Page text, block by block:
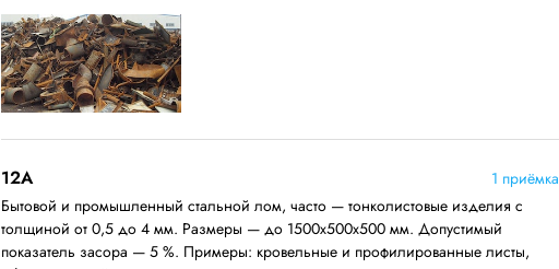
12A
1 приёмка
Бытовой и промышленный стальной лом, часто — тонколистовые изделия с
толщиной от 0,5 до 4 мм. Размеры — до 1500х500х500 мм. Допустимый
показатель засора — 5 %. Примеры: кровельные и профилированные листы,